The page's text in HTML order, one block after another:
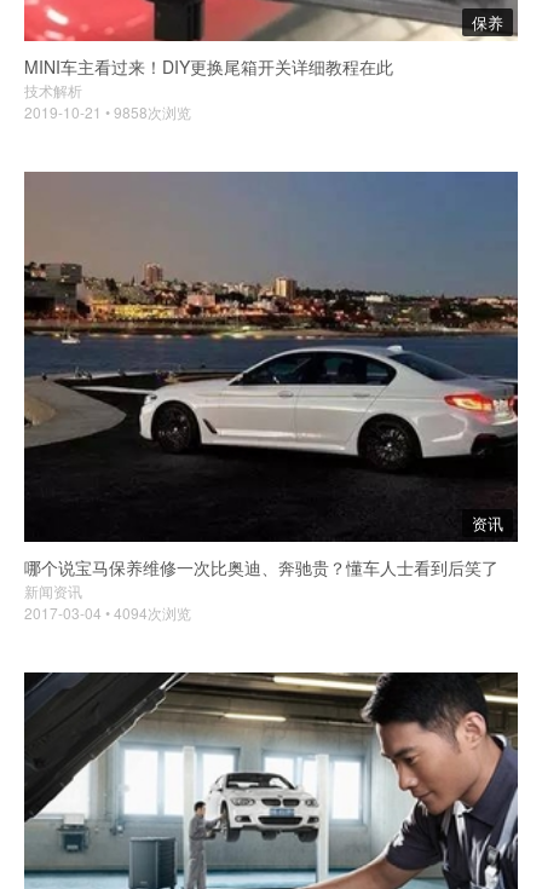
保养
MINI车主看过来！DIY更换尾箱开关详细教程在此
技术解析
2019-10-21 • 9858次浏览
资讯
哪个说宝马保养维修一次比奥迪、奔驰贵？懂车人士看到后笑了
新闻资讯
2017-03-04 • 4094次浏览